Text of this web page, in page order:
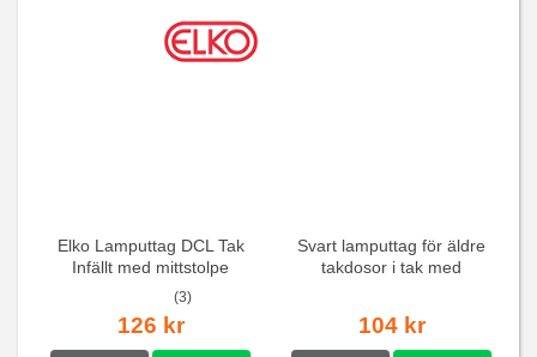
Elko Lamputtag DCL Tak
Infällt med mittstolpe
(3)
126 kr
Svart lamputtag för äldre
takdosor i tak med
104 kr